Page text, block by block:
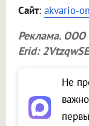
Сайт: akvario-
Реклама. ООО
Erid:
Не